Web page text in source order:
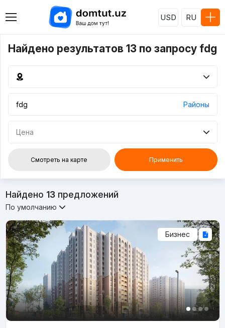
USD RU
Найдено результатов 13 по запросу fdg
Районы
Цена
Смотреть на карте Применить
Найдено 13предложений
По умолчанию
Бизнес